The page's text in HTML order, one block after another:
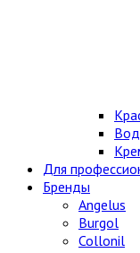
Для
Бренды
Angelus
Burgol
Collonil